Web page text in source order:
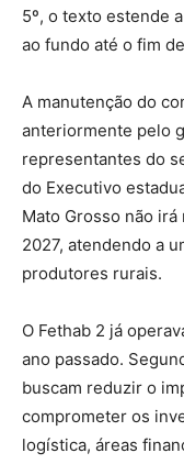
5º, o texto estende
ao fundo até o fim
A manutenção do
anteriormente pelo
representantes do
do Executivo
Mato Grosso não
2027, atendendo a
produtores rurais.
O Fethab 2 já
ano passado.
buscam reduzir o
comprometer os
logística, áreas